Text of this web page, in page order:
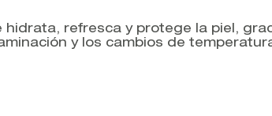
refresca y protege la piel,
y los cambios de